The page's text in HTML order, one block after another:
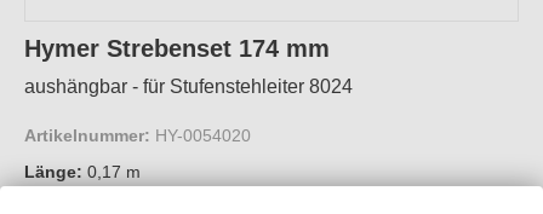
Hymer Strebenset 174 mm
aushängbar - für Stufenstehleiter 8024
Artikelnummer: HY-0054020
Länge: 0,17 m